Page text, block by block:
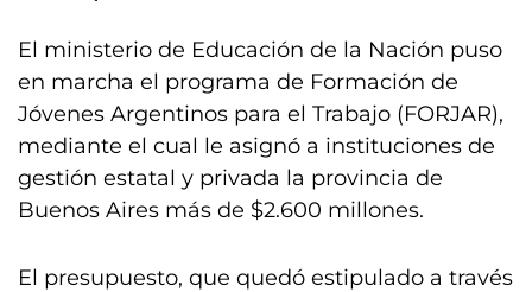
El ministerio de Educación de la Nación puso
en marcha el programa de Formación de
Jóvenes Argentinos para el Trabajo (FORJAR),
mediante el cual le asignó a instituciones de
gestión estatal y privada la provincia de
Buenos Aires más de $2.600 millones.
El presupuesto, que quedó estipulado a través